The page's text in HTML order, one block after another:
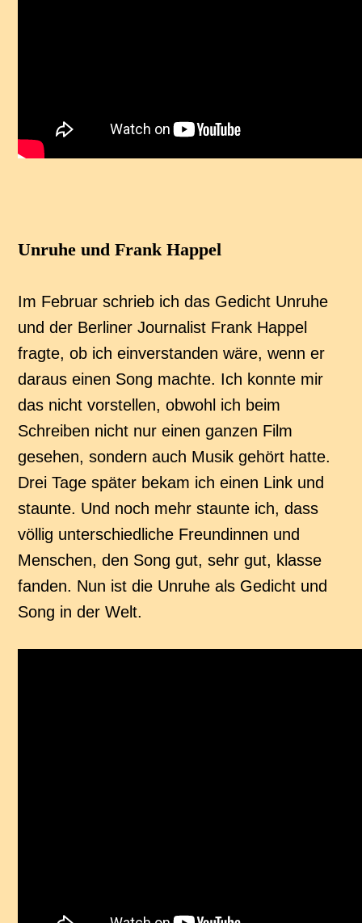
Unruhe und Frank Happel
Im Februar schrieb ich das Gedicht Unruhe
und der Berliner Journalist Frank Happel
fragte, ob ich einverstanden wäre, wenn er
daraus einen Song machte. Ich konnte mir
das nicht vorstellen, obwohl ich beim
Schreiben nicht nur einen ganzen Film
gesehen, sondern auch Musik gehört hatte.
Drei Tage später bekam ich einen Link und
staunte. Und noch mehr staunte ich, dass
völlig unterschiedliche Freundinnen und
Menschen, den Song gut, sehr gut, klasse
fanden. Nun ist die Unruhe als Gedicht und
Song in der Welt.